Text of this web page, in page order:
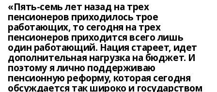
«Пять-семь лет назад на трех
пенсионеров приходилось трое
работающих, то сегодня на трех
пенсионеров приходится всего лишь
один работающий. Нация стареет, идет
дополнительная нагрузка на бюджет. И
поэтому я лично поддерживаю
пенсионную реформу, которая сегодня
обсуждается так широко и государством